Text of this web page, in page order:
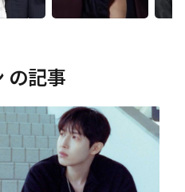
の記事